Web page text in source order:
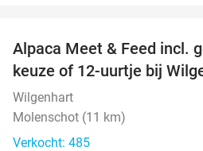
Alpaca Meet & Feed incl.
keuze of 12-uurtje bij
Wilgenhart
Molenschot (11 km)
Verkocht: 485